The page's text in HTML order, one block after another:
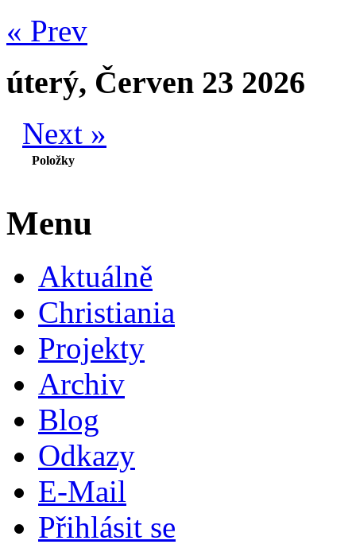
« Prev
úterý, Červen 23 2026
Next »
Položky
Menu
Aktuálně
Christiania
Projekty
Archiv
Blog
Odkazy
E-Mail
Přihlásit se